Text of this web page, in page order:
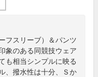
フスリーブ）＆パンツ
象のある同競技ウェア
も相当シンプルに映る
、撥水性は十分、Ｓか